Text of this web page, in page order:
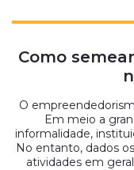
Como
O
Em meio a
informalidade,
No entanto, dados
atividades em